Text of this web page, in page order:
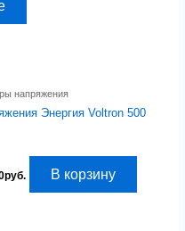
напряжения
Энергия Voltron 500
руб. ТекущаяВ корзину